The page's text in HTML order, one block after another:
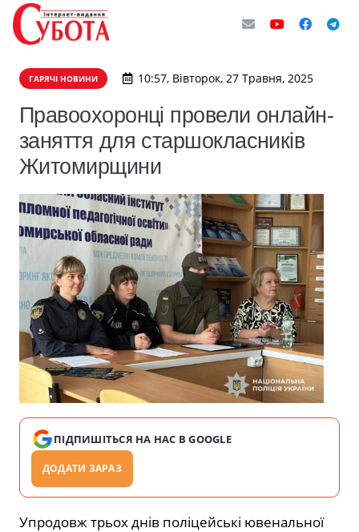
ГАРЯЧІ НОВИНИ 10:57, Вівторок, 27 Травня, 2025
Правоохоронці провели онлайн-
заняття для старшокласників
Житомирщини
ПІДПИШІТЬСЯ НА НАС В GOOGLE
ДОДАТИ ЗАРАЗ
Упродовж трьох днів поліцейські ювенальної